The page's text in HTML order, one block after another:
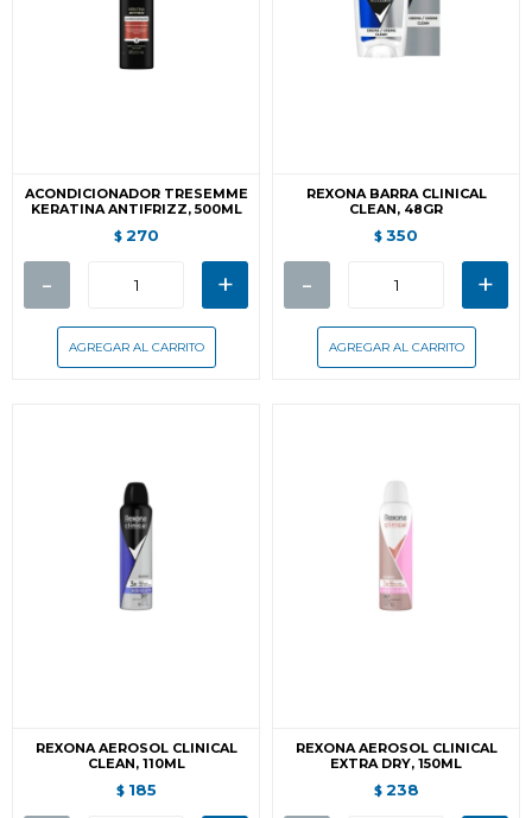
ACONDICIONADOR TRESEMME
KERATINA ANTIFRIZZ, 500ML
$ 270
- +
REXONA BARRA CLINICAL
CLEAN, 48GR
$ 350
- +
REXONA AEROSOL CLINICAL
CLEAN, 110ML
$ 185
REXONA AEROSOL CLINICAL
EXTRA DRY, 150ML
$ 238